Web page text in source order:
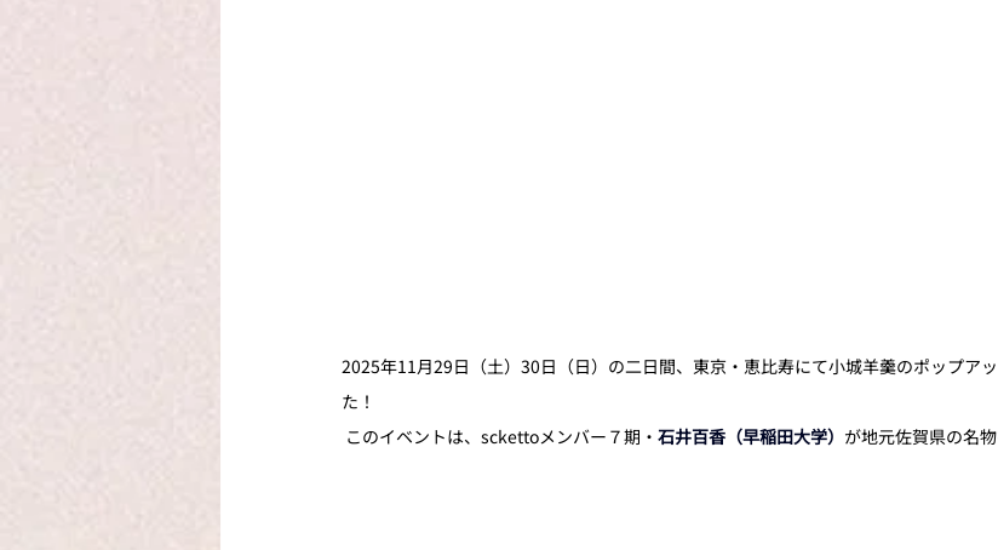
2025年11月29日（土）30日（日）の二日間、東京・恵比寿にて小城羊羹のポップア
た！
このイベントは、sckettoメンバー７期・ 石井百香（早稲田大学） が地元佐賀県の名